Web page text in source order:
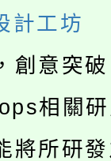
獎」
結果(
學生
民語歌
度第
計工坊
創意突
相關
將所研